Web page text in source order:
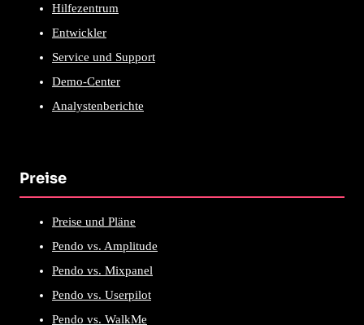
Hilfezentrum
Entwickler
Service und Support
Demo-Center
Analystenberichte
Preise
Preise und Pläne
Pendo vs. Amplitude
Pendo vs. Mixpanel
Pendo vs. Userpilot
Pendo vs. WalkMe